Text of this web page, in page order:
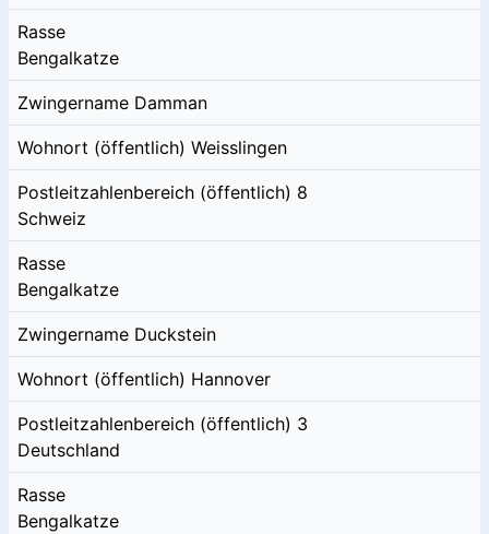
Rasse
Bengalkatze
Zwingername Damman
Wohnort (öffentlich) Weisslingen
Postleitzahlenbereich (öffentlich) 8
Schweiz
Rasse
Bengalkatze
Zwingername Duckstein
Wohnort (öffentlich) Hannover
Postleitzahlenbereich (öffentlich) 3
Deutschland
Rasse
Bengalkatze